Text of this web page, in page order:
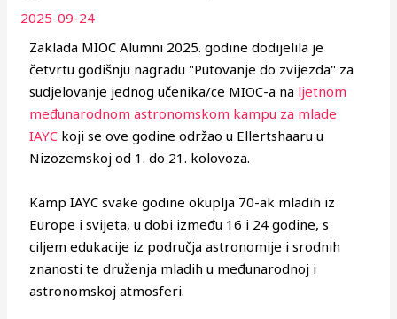
2025-09-24
Zaklada MIOC Alumni 2025. godine dodijelila je
četvrtu godišnju nagradu "Putovanje do zvijezda" za
sudjelovanje jednog učenika/ce MIOC-a na ljetnom
međunarodnom astronomskom kampu za mlade
IAYC koji se ove godine održao u Ellertshaaru u
Nizozemskoj od 1. do 21. kolovoza.
Kamp IAYC svake godine okuplja 70-ak mladih iz
Europe i svijeta, u dobi između 16 i 24 godine, s
ciljem edukacije iz područja astronomije i srodnih
znanosti te druženja mladih u međunarodnoj i
astronomskoj atmosferi.